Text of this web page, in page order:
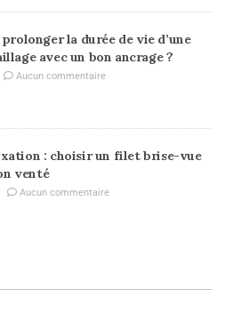
la durée de vie d’une
avec un bon ancrage ?
Aucun commentaire
: choisir un filet brise-vue
venté
Aucun commentaire